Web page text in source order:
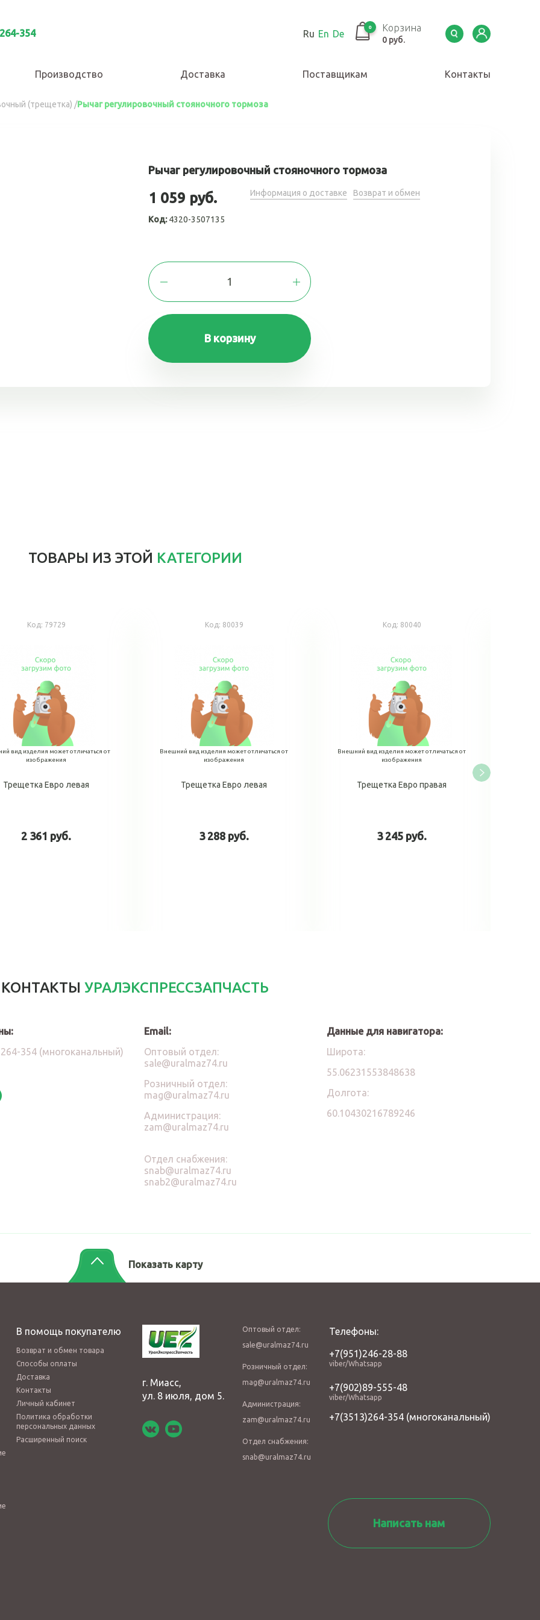
354 Ru En De
0 Корзина
0 руб.
Производство Доставка Поставщикам Контакты
(трещетка) /Рычаг регулировочный стояночного тормоза
Рычаг регулировочный стояночного тормоза
1 059 руб.
Код:4320-3507135
Информация о доставке Возврат и обмен
В корзину
ТОВАРЫ ИЗ ЭТОЙ КАТЕГОРИИ
Код: 79729
вид изделия может отличаться от
изображения
Трещетка Евро левая
2 361 руб.
Код: 80039
Внешний вид изделия может отличаться от
изображения
Трещетка Евро левая
3 288 руб.
Код: 80040
Внешний вид изделия может отличаться от
изображения
Трещетка Евро правая
3 245 руб.
КОНТАКТЫ УРАЛЭКСПРЕССЗАПЧАСТЬ
354 (многоканальный)
Email:
Оптовый отдел:
sale@uralmaz74.ru
Розничный отдел:
mag@uralmaz74.ru
Администрация:
zam@uralmaz74.ru
Отдел снабжения:
snab@uralmaz74.ru
snab2@uralmaz74.ru
Данные для навигатора:
Широта:
55.06231553848638
Долгота:
60.10430216789246
Показать карту
В помощь покупателю
Возврат и обмен товара
Способы оплаты
Доставка
Контакты
Личный кабинет
Политика обработки
персональных данных
Расширенный поиск
г. Миасс,
ул. 8 июля, дом 5.
Оптовый отдел:
sale@uralmaz74.ru
Розничный отдел:
mag@uralmaz74.ru
Администрация:
zam@uralmaz74.ru
Отдел снабжения:
snab@uralmaz74.ru
Телефоны:
+7(951)246-28-88
viber/Whatsapp
+7(902)89-555-48
viber/Whatsapp
+7(3513)264-354(многоканальный)
Написать нам